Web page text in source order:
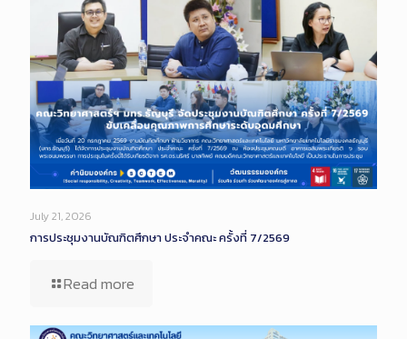
July 21, 2026
การประชุมงานบัณฑิตศึกษา ประจำคณะ ครั้งที่ 7/2569
Read more